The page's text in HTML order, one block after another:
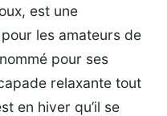
est une
les amateurs de
pour ses
relaxante tout
en hiver qu’il se